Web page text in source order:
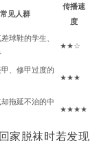
常见人群
传播速
度
球鞋的学生、
★★☆
、修甲过度的
★★★
拖延不治的中
★★★★
家脱袜时若发现